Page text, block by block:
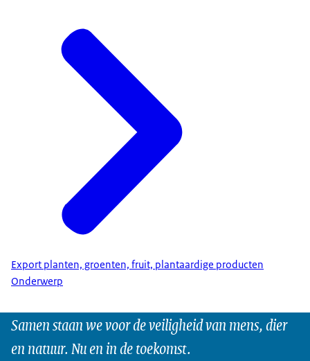
Export planten, groenten, fruit, plantaardige producten
Onderwerp
Samen staan we voor de veiligheid van mens, dier
en natuur. Nu en in de toekomst.